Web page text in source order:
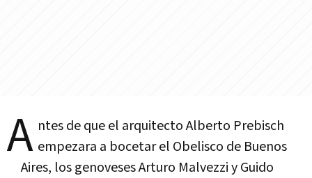
A ntes de que el arquitecto Alberto Prebisch
empezara a bocetar el Obelisco de Buenos
Aires, los genoveses Arturo Malvezzi y Guido